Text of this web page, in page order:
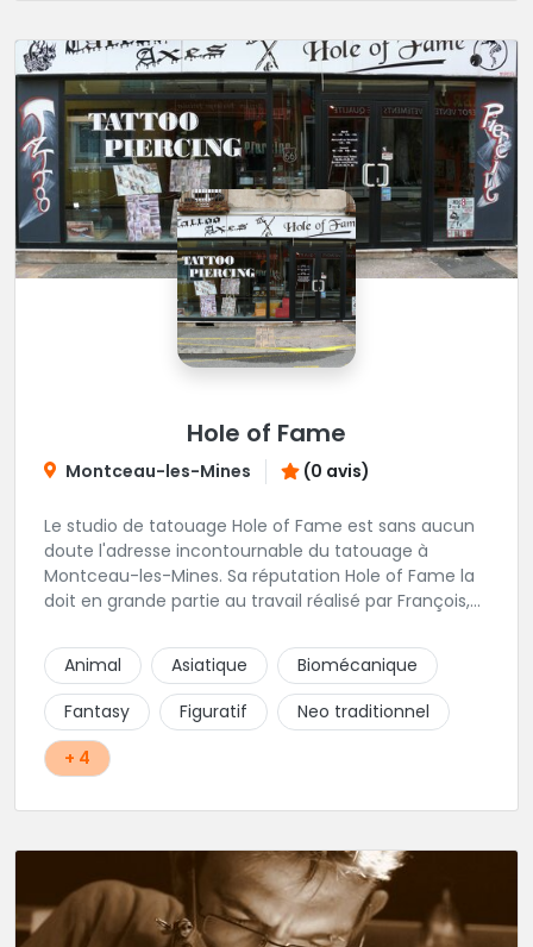
Hole of Fame
Montceau-les-Mines (0 avis)
Le studio de tatouage Hole of Fame est sans aucun
doute l'adresse incontournable du tatouage à
Montceau-les-Mines. Sa réputation Hole of Fame la
doit en grande partie au travail réalisé par François,
Une superbe adresse du tatouage pour les
Montcelliens, Montcelliennes et tous les habitants de
Saône et Loire !
Animal Asiatique
Biomécanique
Fantasy
Figuratif
Neo traditionnel
+ 4